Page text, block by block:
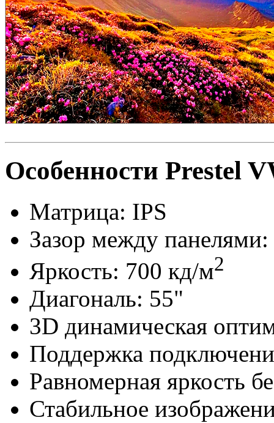
Особенности Prestel
Матрица: IPS
Зазор между
Яркость: 700 кд/м2
Диагональ: 55"
3D динамическая
Поддержка
Равномерная яркость
Стабильное